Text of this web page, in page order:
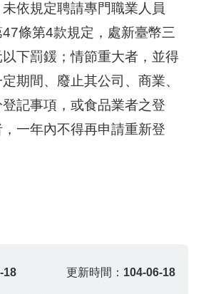
依規定聘請專門職業人員
條第4款規定，處新臺幣三
下罰鍰；情節重大者，並得
期間、廢止其公司、商業、
記事項，或食品業者之登
一年內不得再申請重新登
18 更新時間： 104-06-18